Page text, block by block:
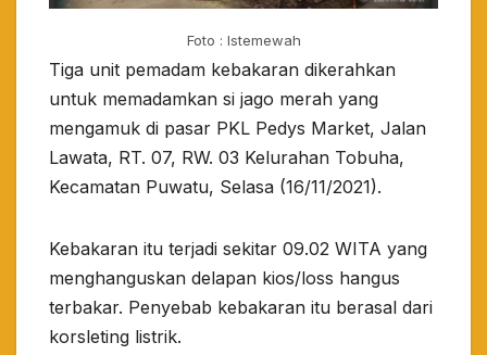
Foto : Istemewah
Tiga unit pemadam kebakaran dikerahkan
untuk memadamkan si jago merah yang
mengamuk di pasar PKL Pedys Market, Jalan
Lawata, RT. 07, RW. 03 Kelurahan Tobuha,
Kecamatan Puwatu, Selasa (16/11/2021).
Kebakaran itu terjadi sekitar 09.02 WITA yang
menghanguskan delapan kios/loss hangus
terbakar. Penyebab kebakaran itu berasal dari
korsleting listrik.